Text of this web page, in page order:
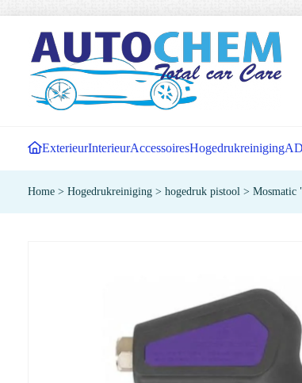
ExterieurInterieurAccessoiresHogedrukreiniging
Home > Hogedrukreiniging > hogedruk pistool > Mosmatic